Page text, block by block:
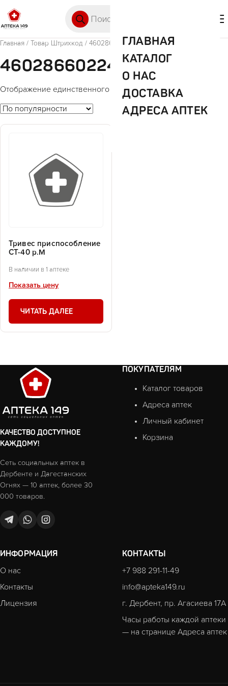
ГЛАВНАЯ
КАТАЛОГ
О НАС
ДОСТАВКА
АДРЕСА АПТЕК
Главная / Товар Штрихкод / 4602866022484
4602866022484
Отображение единственного товара
Тривес приспособление
СТ-40 р.М
В наличии в 1 аптеке
Показать цену
ЧИТАТЬ ДАЛЕЕ
КАЧЕСТВО ДОСТУПНОЕ
КАЖДОМУ!
Сеть социальных аптек в
Дербенте и Дагестанских
Огнях — 10 аптек, более 30
000 товаров.
ПОКУПАТЕЛЯМ
Каталог товаров
Адреса аптек
Личный кабинет
Корзина
ИНФОРМАЦИЯ
О нас
Контакты
Лицензия
КОНТАКТЫ
+7 988 291-11-49
info@apteka149.ru
г. Дербент, пр. Агасиева 17А
Часы работы каждой аптеки
— на странице Адреса аптек